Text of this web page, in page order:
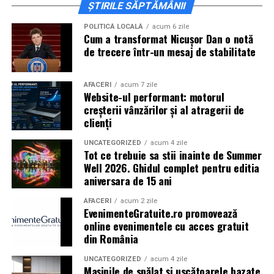
muzica se intalnesc firesc.
In luna august, Domeniul Stirbey Voda devine din nou
locul in care soundtrack-ul verii se asculta, dar mai ales
se traieste.
Programul complet si detaliile logistice sunt disponibile
pe site-ul oficialwww.summerwell.rosi pe pagina de
Instagram a festivalului @summerwellfest.
Summer Well 2026este un festival Orange, sustinut de
o serie de parteneri care dau forma si vibe universului
festivalului: glo™, ING, Peroni Nastro Azzurro, Ursus,
Image, Pepsi, Fashion Days, alpro, Transalpina, vitamin
aqua, Lay’s, e-on, FABIZ, Bucharest Business School,
biciclop, syoss, Persil, Sensodyne, InterContinental
Athénée Palace, alka, Secom.
ȘTIRILE SĂPTĂMÂNII
POLITICĂ LOCALĂ acum 6 zile
Cum a transformat Nicușor Dan o notă
de trecere într-un mesaj de stabilitate
AFACERI acum 7 zile
Website-ul performant: motorul
creșterii vânzărilor și al atragerii de
clienți
UNCATEGORIZED acum 4 zile
Tot ce trebuie sa stii inainte de Summer
Well 2026. Ghidul complet pentru editia
aniversara de 15 ani
AFACERI acum 2 zile
EvenimenteGratuite.ro promovează
online evenimentele cu acces gratuit
din România
UNCATEGORIZED acum 4 zile
Mașinile de spălat și uscătoarele bazate